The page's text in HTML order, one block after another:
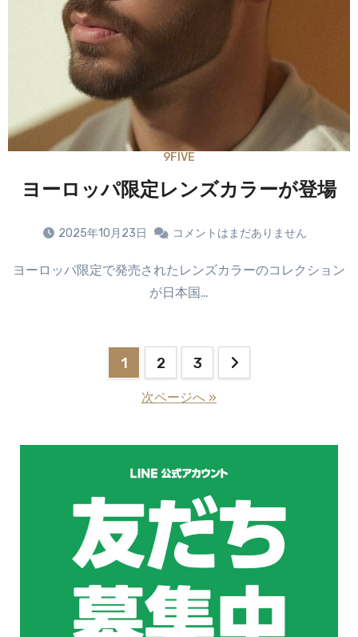
9FIVE
ヨーロッパ限定レンズカラーが登場
2025年10月23日 コメントはまだありません
ヨーロッパ限定で発売されたレンズカラーのコレクション
が日本国…
1 2 3
次ページへ »